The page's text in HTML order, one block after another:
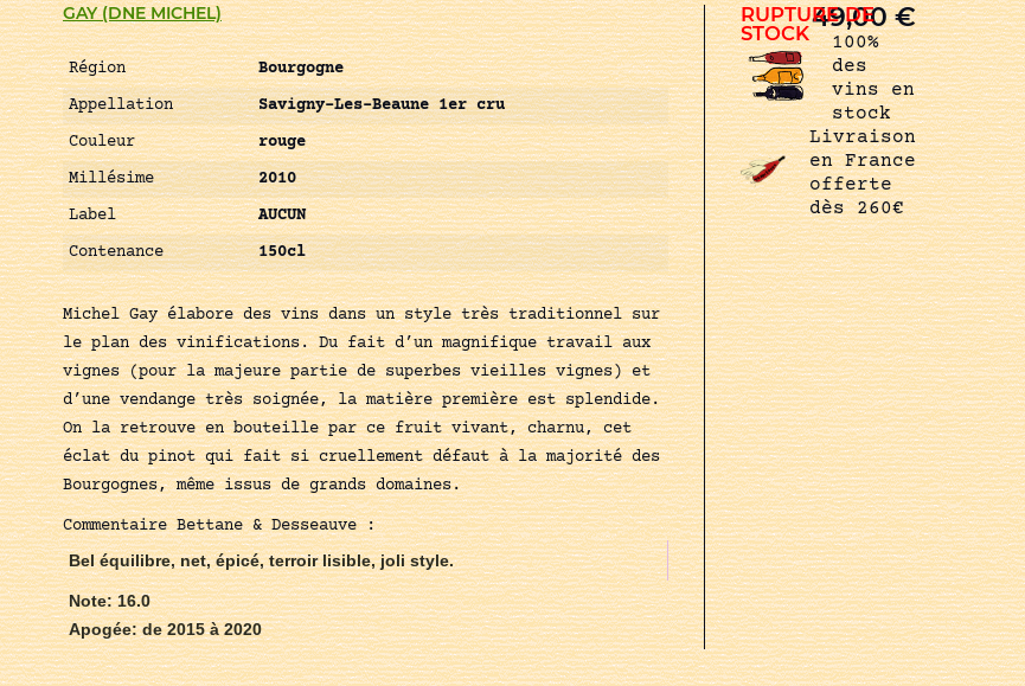
GAY (DNE MICHEL)
Région
Bourgogne
Appellation
Savigny-Les-Beaune 1er cru
Couleur
rouge
Millésime
2010
Label
AUCUN
Contenance
150cl
Michel Gay élabore des vins dans un style très traditionnel sur
le plan des vinifications. Du fait d’un magnifique travail aux
vignes (pour la majeure partie de superbes vieilles vignes) et
d’une vendange très soignée, la matière première est splendide.
On la retrouve en bouteille par ce fruit vivant, charnu, cet
éclat du pinot qui fait si cruellement défaut à la majorité des
Bourgognes, même issus de grands domaines.
Commentaire Bettane & Desseauve :
Bel équilibre, net, épicé, terroir lisible, joli style.
Note: 16.0
Apogée: de 2015 à 2020
RUPTURE DE
STOCK49,00€
100%
des
vins en
stock
Livraison
en France
offerte
dès 260€